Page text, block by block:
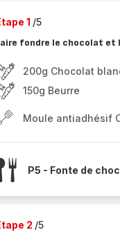
1 /5
fondre le chocolat et
200g Chocolat
150g Beurre
Moule antiadhésif
P5 - Fonte de
2 /5